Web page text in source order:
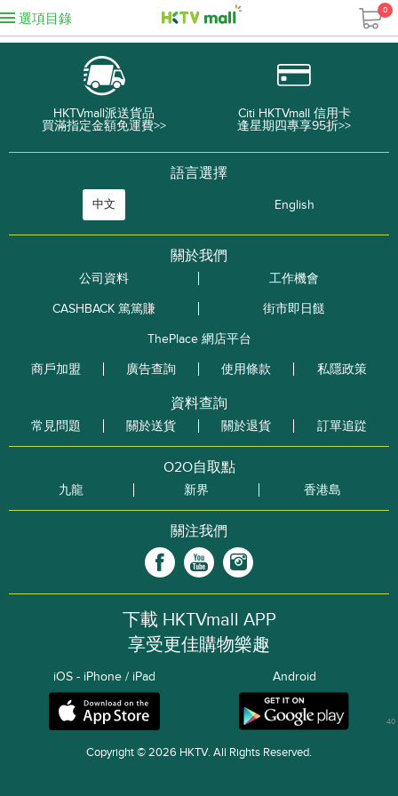
選項目錄
0
HKTVmall派送貨品
買滿指定金額免運費>>
Citi HKTVmall 信用卡
逢星期四專享95折>>
語言選擇
中文 English
關於我們
公司資料
工作機會
CASHBACK 篤篤賺
街市即日餸
ThePlace 網店平台
商戶加盟
廣告查詢 使用條款 私隱政策
資料查詢
常見問題 關於送貨 關於退貨 訂單追踨
O2O自取點
九龍 新界 香港島
關注我們
下載 HKTVmall APP
享受更佳購物樂趣
iOS - iPhone / iPad Android
Copyright © 2026 HKTV. All Rights Reserved.
40